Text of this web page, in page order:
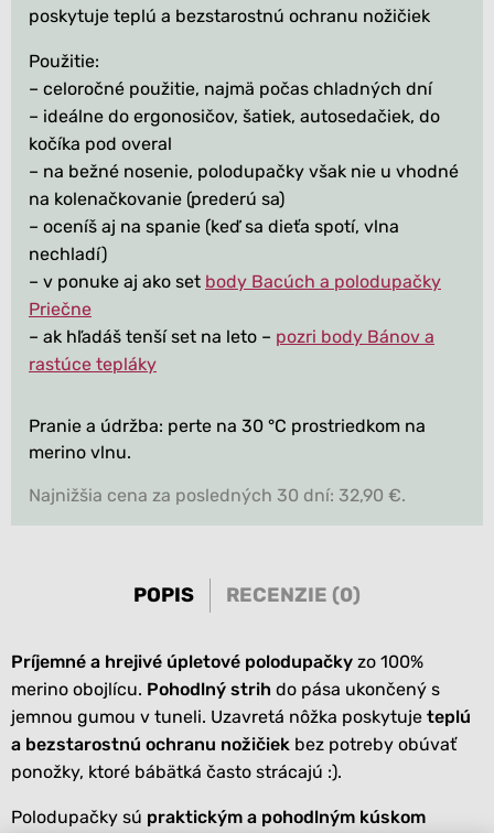
poskytuje teplú a bezstarostnú ochranu nožičiek
Použitie:
– celoročné použitie, najmä počas chladných dní
– ideálne do ergonosičov, šatiek, autosedačiek, do
kočíka pod overal
– na bežné nosenie, polodupačky však nie u vhodné
na kolenačkovanie (prederú sa)
– oceníš aj na spanie (keď sa dieťa spotí, vlna
nechladí)
– v ponuke aj ako set body Bacúch a polodupačky
Priečne
– ak hľadáš tenší set na leto – pozri body Bánov a
rastúce tepláky
Pranie a údržba: perte na 30 °C prostriedkom na
merino vlnu.
Najnižšia cena za posledných 30 dní: 32,90 €.
POPIS RECENZIE (0)
Príjemné a hrejivé úpletové polodupačky zo 100%
merino obojlícu. Pohodlný strih do pása ukončený s
jemnou gumou v tuneli. Uzavretá nôžka poskytuje teplú
a bezstarostnú ochranu nožičiek bez potreby obúvať
ponožky, ktoré bábätká často strácajú :).
Polodupačky sú praktickým a pohodlným kúskom